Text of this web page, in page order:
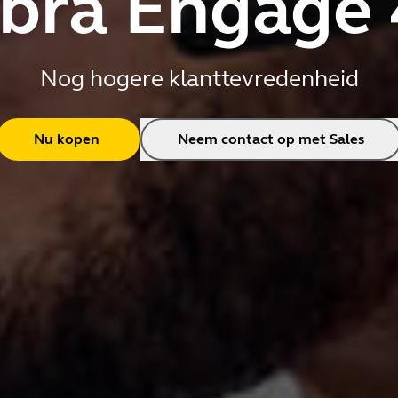
Nog hogere klanttevredenheid
Nu kopen Neem contact op met Sales